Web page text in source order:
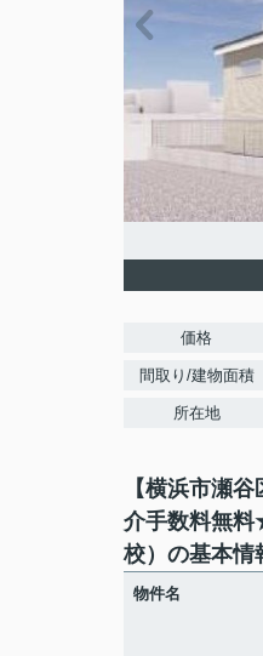
価格
間取り/建物面積
所在地
【横浜市瀬
介手数料無
校）の基本情
物件名